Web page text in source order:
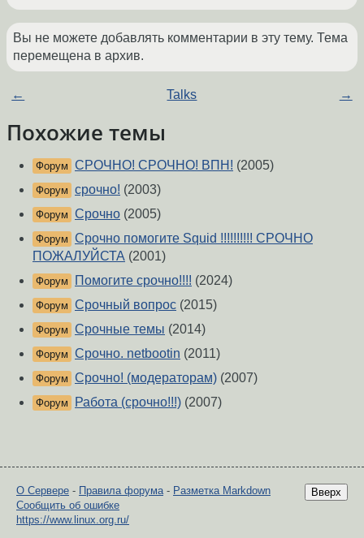
Вы не можете добавлять комментарии в эту тему. Тема
перемещена в архив.
← Talks →
Похожие темы
Форум СРОЧНО! СРОЧНО! ВПН! (2005)
Форум срочно! (2003)
Форум Срочно (2005)
Форум Срочно помогите Squid !!!!!!!!!! СРОЧНО
ПОЖАЛУЙСТА (2001)
Форум Помогите срочно!!!! (2024)
Форум Срочный вопрос (2015)
Форум Срочные темы (2014)
Форум Срочно. netbootin (2011)
Форум Срочно! (модераторам) (2007)
Форум Работа (срочно!!!) (2007)
Вверх
О Сервере - Правила форума- Разметка Markdown
Сообщить об ошибке
https://www.linux.org.ru/